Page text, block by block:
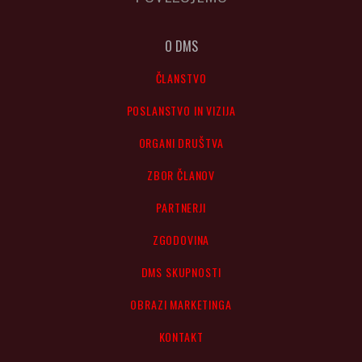
O DMS
ČLANSTVO
POSLANSTVO IN VIZIJA
ORGANI DRUŠTVA
ZBOR ČLANOV
PARTNERJI
ZGODOVINA
DMS SKUPNOSTI
OBRAZI MARKETINGA
KONTAKT